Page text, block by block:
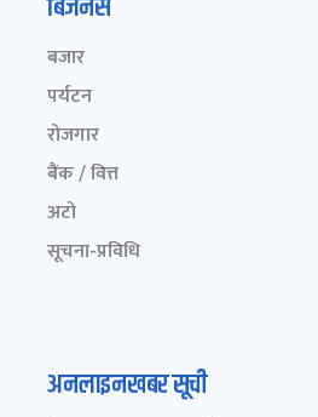
बिजनेस
बजार
पर्यटन
रोजगार
बैंक / वित्त
अटो
सूचना-प्रविधि
अनलाइनखबर सूची